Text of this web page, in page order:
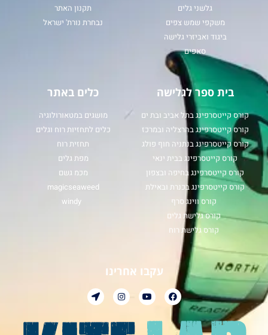
גלשני גלים
משקפי שמש צפים
ביגוד ואביזרי גלישה
סאפים
תקנון האתר
נבחרת נורת' ישראל
בית ספר לגלישה
קורס קייטסרפינג בתל אביב ובת ים
קורס קייטסרפינג בהרצליה ובמרכז
קורס קייטסרפינג בנתניה חוף פולג
קורס קייטסרפינג בבית ינאי
קורס קייטסרפינג בחיפה ובצפון
קורס קייטסרפינג בכנרת ובאילת
קורס ווינג סרף
קורס גלישת גלים
קורס גלישת רוח
כלים באתר
מושגים במטאורולוגיה
כלים לתחזיות רוח וגלים
תחזית רוח
מפת גלים
מכמ גשם
magicseaweed
windy
עקבו אחרינו